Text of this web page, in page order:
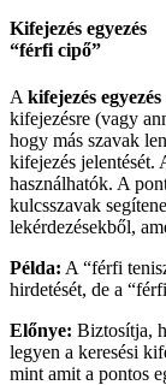
Kifejezés egyezés
“férfi cipő”
A kifejezés egyezés
kifejezésre (vagy
hogy más szavak
kifejezés jelentését.
használhatók. A
kulcsszavak
lekérdezésekből,
Példa: A “férfi
hirdetését, de a
Előnye: Biztosítja,
legyen a keresési
mint amit a pontos